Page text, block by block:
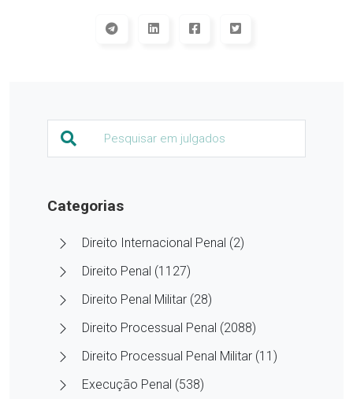
Categorias
Direito Internacional Penal (2)
Direito Penal (1127)
Direito Penal Militar (28)
Direito Processual Penal (2088)
Direito Processual Penal Militar (11)
Execução Penal (538)